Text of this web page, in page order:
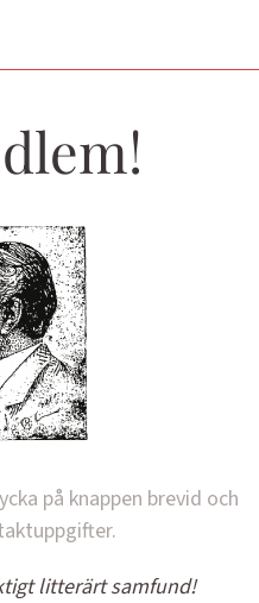
på knappen brevid och
litterärt samfund!